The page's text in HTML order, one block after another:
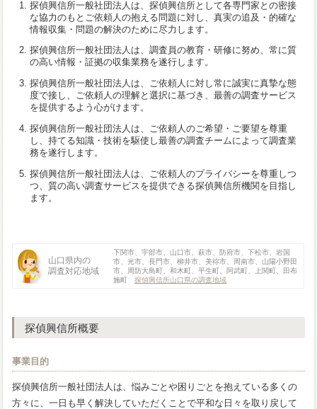
探偵興信所一般社団法人は、探偵興信所として各専門家との密接
な協力のもとご依頼人の抱える問題に対し、真実の追及・的確な
情報収集・問題の解決のために尽力します。
探偵興信所一般社団法人は、調査員の教育・研修に努め、常に質
の高い情報・証拠の収集業務を遂行します。
探偵興信所一般社団法人は、ご依頼人に対し常に誠実に真摯な態
度で接し、ご依頼人の理解と選択に基づき、最善の調査サービス
を提供するよう心がけます。
探偵興信所一般社団法人は、ご依頼人のご希望・ご要望を尊重
し、持てる知識・技術を駆使し最善の調査チームによって調査業
務を遂行します。
探偵興信所一般社団法人は、ご依頼人のプライバシーを尊重しつ
つ、質の高い調査サービスを提供できる探偵興信所機関を目指し
ます。
山口県内の
調査対応地域
下関市、宇部市、山口市、萩市、防府市、下松市、岩国
市、光市、長門市、柳井市、美祢市、周南市、山陽小野田
市、周防大島町、和木町、平生町、阿武町、上関町、田布
施町探偵興信所山口県の調査地域
探偵興信所概要
事業目的
探偵興信所一般社団法人は、悩みごとや困りごとを抱えている多くの
方々に、一日も早く解決していただくことで平和な日々を取り戻して